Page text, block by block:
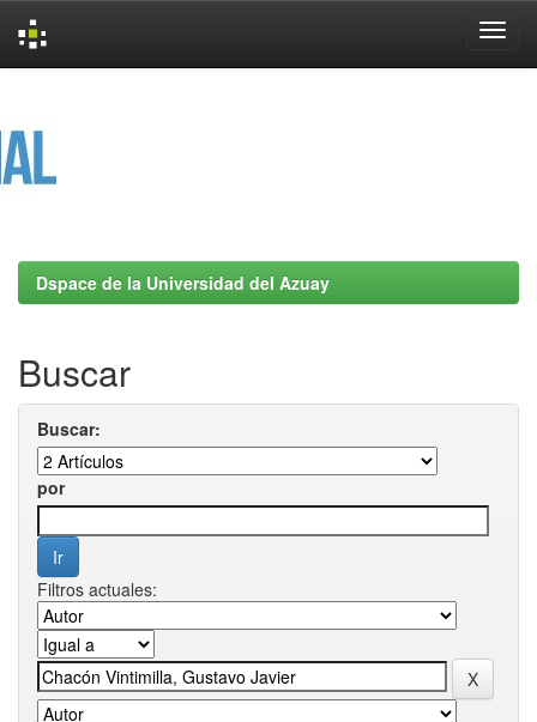
Dspace de la Universidad del Azuay
Buscar
Buscar:
por
Filtros actuales: